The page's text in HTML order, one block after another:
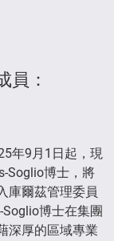
員：
年9月1日起，現
Soglio博士，將
庫爾茲管理委員
博士在集團
深厚的區域專業